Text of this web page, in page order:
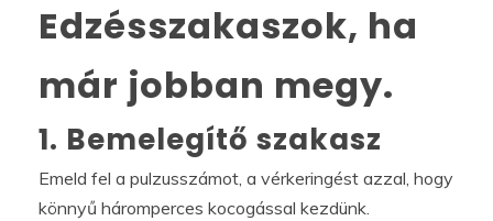
Edzésszakaszok, ha
már jobban megy.
1. Bemelegítő szakasz
Emeld fel a pulzusszámot, a vérkeringést azzal, hogy
könnyű háromperces kocogással kezdünk.